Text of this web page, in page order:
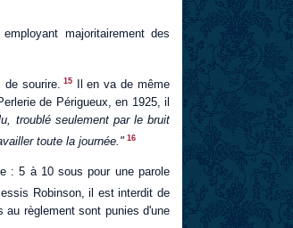
majoritairement des
de sourire. 15Il en va de même
de Périgueux, en 1925, il
troublé seulement par le bruit
toute la journée." 16
: 5 à 10 sous pour une parole
Robinson, il est interdit de
au règlement sont punies d'une